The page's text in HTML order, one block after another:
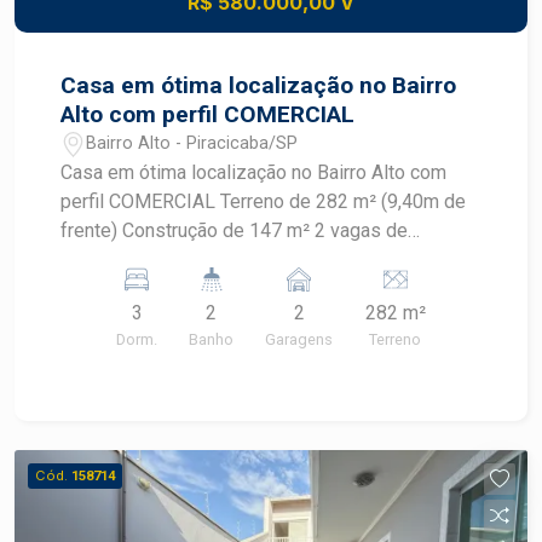
Casa em ótima localização no Bairro
Alto com perfil COMERCIAL
Bairro Alto - Piracicaba/SP
Casa em ótima localização no Bairro Alto com
perfil COMERCIAL Terreno de 282 m² (9,40m de
frente) Construção de 147 m² 2 vagas de
recuo de estacionamento 3 dormitórios 1
banheiro social Sala Cozinha Quintal com quarto
de despejo e banheiro
3
Dorm.
2
Banho
2
Garagens
282 m²
Terreno
Cód. 158714